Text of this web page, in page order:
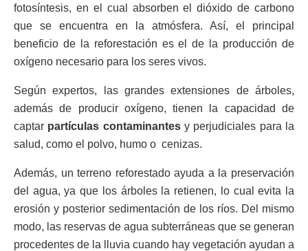
fotosíntesis, en el cual absorben el dióxido de carbono
que se encuentra en la atmósfera. Así, el principal
beneficio de la reforestación es el de la producción de
oxígeno necesario para los seres vivos.
Según expertos, las grandes extensiones de árboles,
además de producir oxígeno, tienen la capacidad de
captar partículas contaminantesy perjudiciales para la
salud, como el polvo, humo o cenizas.
Además, un terreno reforestado ayuda a la preservación
del agua, ya que los árboles la retienen, lo cual evita la
erosión y posterior sedimentación de los ríos. Del mismo
modo, las reservas de agua subterráneas que se generan
procedentes de la lluvia cuando hay vegetación ayudan a